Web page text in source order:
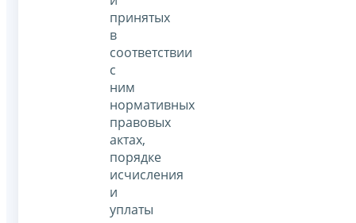
принятых
в
соответствии
с
ним
нормативных
правовых
актах,
порядке
исчисления
и
уплаты